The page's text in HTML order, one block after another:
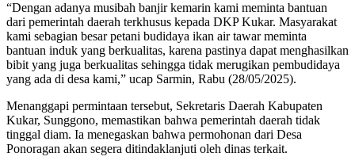
“Dengan adanya musibah banjir kemarin kami meminta bantuan
dari pemerintah daerah terkhusus kepada DKP Kukar. Masyarakat
kami sebagian besar petani budidaya ikan air tawar meminta
bantuan induk yang berkualitas, karena pastinya dapat menghasilkan
bibit yang juga berkualitas sehingga tidak merugikan pembudidaya
yang ada di desa kami,” ucap Sarmin, Rabu (28/05/2025).
Menanggapi permintaan tersebut, Sekretaris Daerah Kabupaten
Kukar, Sunggono, memastikan bahwa pemerintah daerah tidak
tinggal diam. Ia menegaskan bahwa permohonan dari Desa
Ponoragan akan segera ditindaklanjuti oleh dinas terkait.